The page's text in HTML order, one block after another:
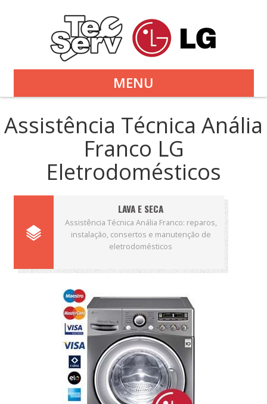
MENU
Assistência Técnica Anália
Franco LG
Eletrodomésticos
LAVA E SECA
Assistência Técnica Anália Franco: reparos,
instalação, consertos e manutenção de
eletrodomésticos